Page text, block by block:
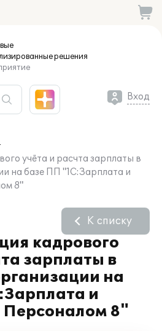
решения
Вход
учёта и расчта зарплаты в
на базе ПП "1С:Зарплата и
8"
кадрового
зарплаты в
на
и
8"
К списку